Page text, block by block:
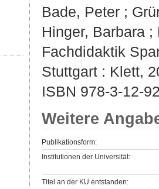
Bade, Peter ;
Hinger, Barbara ;
Fachdidaktik
Stuttgart : Klett,
ISBN 978-3-12-
Weitere
Publikationsform:
Institutionen der Universität:
Titel an der KU entstanden: